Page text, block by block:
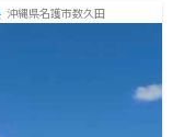
沖縄県名護市数久田